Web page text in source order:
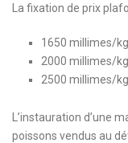
La fixation de prix
1650 millimes/
2000 millimes/
2500 millimes/
L’instauration d’une
poissons vendus au